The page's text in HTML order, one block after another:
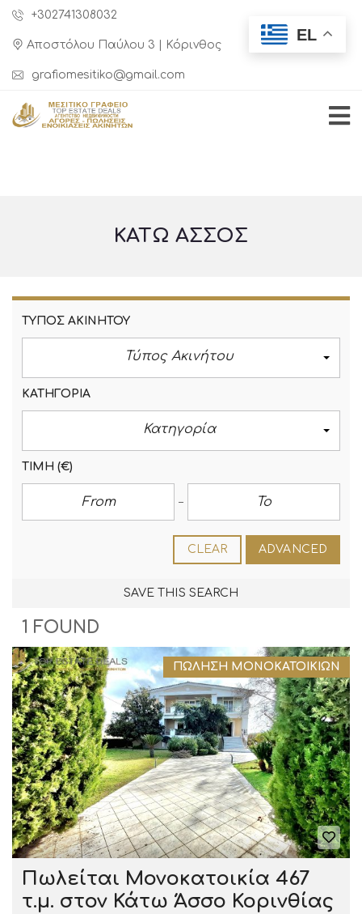
+302741308032
Αποστόλου Παύλου 3 | Κόρινθος
grafiomesitiko@gmail.com
ΚΆΤΩ ΆΣΣΟΣ
ΤΎΠΟΣ ΑΚΙΝΉΤΟΥ
Τύπος Ακινήτου
ΚΑΤΗΓΟΡΊΑ
Κατηγορία
ΤΙΜΉ (€)
CLEAR ADVANCED
SAVE THIS SEARCH
1 FOUND
ΠΏΛΗΣΗ ΜΟΝΟΚΑΤΟΙΚΙΏΝ
Πωλείται Μονοκατοικία 467
τ.μ. στον Κάτω Άσσο Κορινθίας
EL